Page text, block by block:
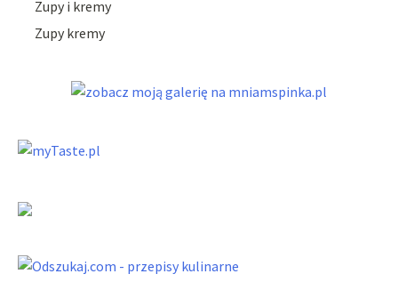
Zupy i kremy
Zupy kremy